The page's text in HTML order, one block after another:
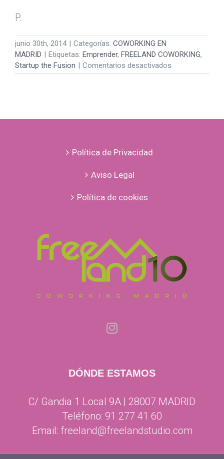
P.
junio 30th, 2014 | Categorías: COWORKING EN
MADRID | Etiquetas: Emprender, FREELAND COWORKING,
Startup the Fusion | Comentarios desactivados
Freeland
Fusion
Política de Privacidad
Aviso Legal
Política de cookies
DÓNDE ESTAMOS
C/ Gandia 1 Local 9A | 28007 MADRID
Teléfono: 91 277 41 60
Email: freeland@freelandstudio.com